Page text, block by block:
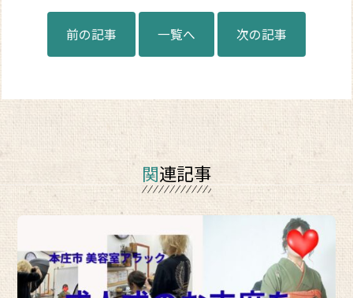
前の記事 一覧へ 次の記事
関連記事